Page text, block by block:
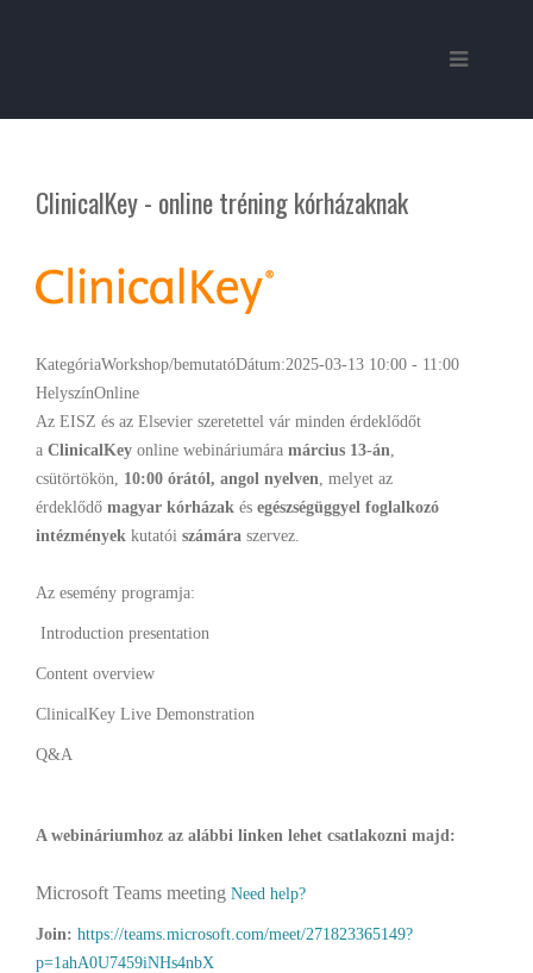
ClinicalKey - online tréning kórházaknak
KategóriaWorkshop/bemutatóDátum:2025-03-13 10:00 - 11:00
HelyszínOnline
Az EISZ és az Elsevier szeretettel vár minden érdeklődőt
a ClinicalKey online webináriumára március 13-án,
csütörtökön, 10:00 órától, angol nyelven, melyet az
érdeklődő magyar kórházak és egészségüggyel foglalkozó
intézmények kutatói számára szervez.
Az esemény programja:
Introduction presentation
Content overview
ClinicalKey Live Demonstration
Q&A
A webináriumhoz az alábbi linken lehet csatlakozni majd:
Microsoft Teams meeting Need help?
Join: https://teams.microsoft.com/meet/271823365149?
p=1ahA0U7459iNHs4nbX